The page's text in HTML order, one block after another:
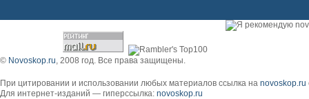
© Novoskop.ru, 2008 год. Все права защищены.
При цитировании и использовании любых материалов ссылка на novoskop.ru
Для интернет-изданий — гиперссылка: novoskop.ru